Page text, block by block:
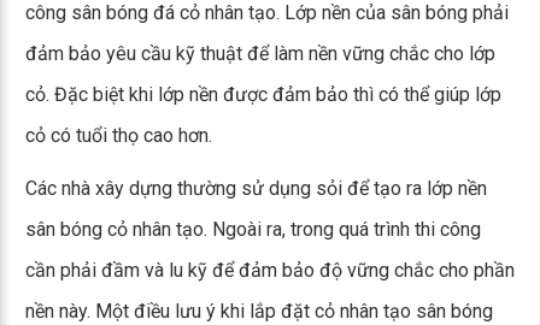
công sân bóng đá cỏ nhân tạo. Lớp nền của sân bóng phải
đảm bảo yêu cầu kỹ thuật để làm nền vững chắc cho lớp
cỏ. Đặc biệt khi lớp nền được đảm bảo thì có thể giúp lớp
cỏ có tuổi thọ cao hơn.
Các nhà xây dựng thường sử dụng sỏi để tạo ra lớp nền
sân bóng cỏ nhân tạo. Ngoài ra, trong quá trình thi công
cần phải đầm và lu kỹ để đảm bảo độ vững chắc cho phần
nền này. Một điều lưu ý khi lắp đặt cỏ nhân tạo sân bóng